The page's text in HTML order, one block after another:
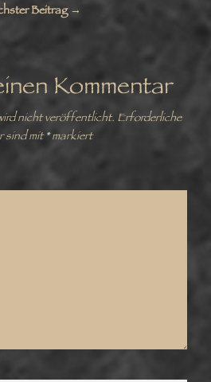
Beitrag →
Kommentar
nicht veröffentlicht. Erforderliche
sind mit*markiert